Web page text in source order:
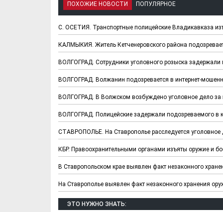
ПОХОЖИЕ НОВОСТИ ПОПУЛЯРНОЕ
С. ОСЕТИЯ. Транспортные полицейские Владикавказа
КАЛМЫКИЯ. Житель Кетченеровского района
ВОЛГОГРАД. Сотрудники уголовного розыска
ВОЛГОГРАД. Волжанин подозревается в интернет-
ВОЛГОГРАД. В Волжском возбуждено уголовное дело за
ВОЛГОГРАД. Полицейские задержали подозреваемого в
СТАВРОПОЛЬЕ. На Ставрополье расследуется уголовное
КБР. Правоохранительными органами изъяты оружие и
В Ставропольском крае выявлен факт незаконного
На Ставрополье выявлен факт незаконного хранения
ЭТО НУЖНО ЗНАТЬ: